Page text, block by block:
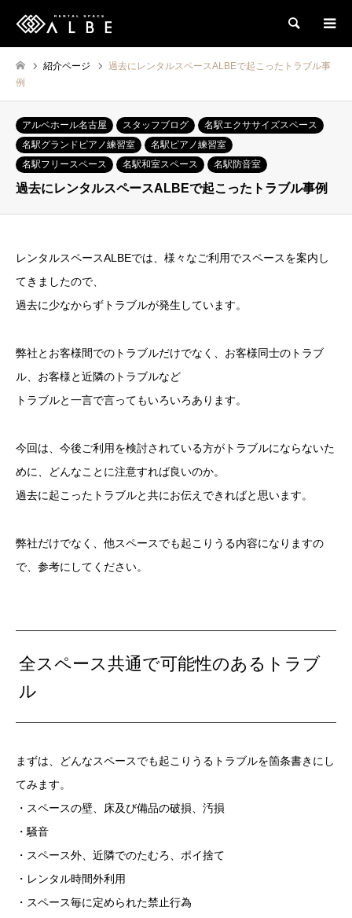
検索
紹介ページ
過去にレンタルスペースALBEで起こったトラブル事
例
アルベホール名古屋 スタッフブログ
名駅エクササイズスペース
名駅グランドピアノ練習室
名駅ピアノ練習室
名駅フリースペース
名駅和室スペース 名駅防音室
過去にレンタルスペースALBEで起こったトラブル事例
レンタルスペースALBEでは、様々なご利用でスペースを案内し
てきましたので、
過去に少なからずトラブルが発生しています。
弊社とお客様間でのトラブルだけでなく、お客様同士のトラブ
ル、お客様と近隣のトラブルなど
トラブルと一言で言ってもいろいろあります。
今回は、今後ご利用を検討されている方がトラブルにならないた
めに、どんなことに注意すれば良いのか。
過去に起こったトラブルと共にお伝えできればと思います。
弊社だけでなく、他スペースでも起こりうる内容になりますの
で、参考にしてください。
全スペース共通で可能性のあるトラブ
ル
まずは、どんなスペースでも起こりうるトラブルを箇条書きにし
てみます。
・スペースの壁、床及び備品の破損、汚損
・騒音
・スペース外、近隣でのたむろ、ポイ捨て
・レンタル時間外利用
・スペース毎に定められた禁止行為